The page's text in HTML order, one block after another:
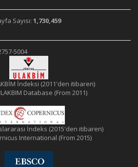
Sayısı: 1,730,459
5004
İndeksi (2011'den itibaren)
Database (From 2011)
İndeks (2015'den itibaren)
International (From 2015)